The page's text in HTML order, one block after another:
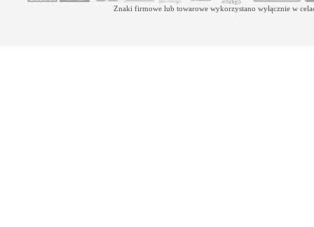
Znaki firmowe lub towarowe wykorzystano wyłącznie w